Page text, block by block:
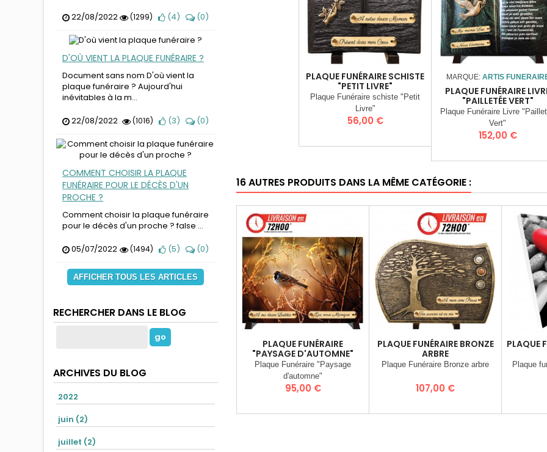
22/08/2022
(1299) (4) (0)
D'OÙ VIENT LA PLAQUE FUNÉRAIRE ?
Document sans nom D'où vient la
plaque funéraire ? Aujourd'hui
inévitables à la m...
22/08/2022
(1016) (3) (0)
COMMENT CHOISIR LA PLAQUE
FUNÉRAIRE POUR LE DÉCÈS D'UN
PROCHE ?
Comment choisir la plaque funéraire
pour le décès d'un proche ? false ...
05/07/2022
(1494) (5) (0)
AFFICHER TOUS LES ARTICLES
RECHERCHER DANS LE BLOG
ARCHIVES DU BLOG
2022
juin (2)
juillet (2)
PLAQUE FUNÉRAIRE SCHISTE
"PETIT LIVRE"
Plaque Funéraire schiste "Petit
Livre"
Prix
56,00 €
MARQUE: ARTIS
PLAQUE FUNÉRAIRE
"PAILLETÉE VERT"
Plaque Funéraire Livre
Vert"
Prix
152,00 €
16 AUTRES PRODUITS DANS LA MÊME CATÉGORIE :
PLAQUE FUNÉRAIRE
"PAYSAGE D'AUTOMNE"
Plaque Funéraire "Paysage
d'automne"
Prix
95,00 €
PLAQUE FUNÉRAIRE BRONZE
ARBRE
Plaque Funéraire Bronze arbre
Prix
107,00 €
PLAQUE
Plaque